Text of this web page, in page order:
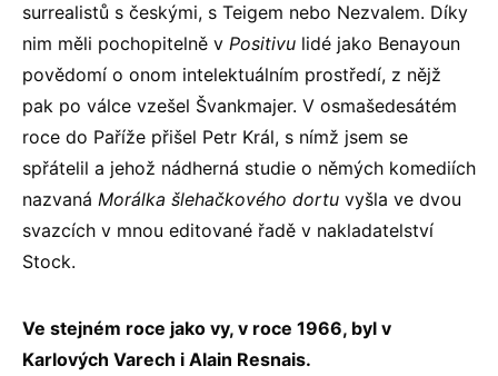
surrealistů s českými, s Teigem nebo Nezvalem. Díky
nim měli pochopitelně v Positivu lidé jako Benayoun
povědomí o onom intelektuálním prostředí, z nějž
pak po válce vzešel Švankmajer. V osmašedesátém
roce do Paříže přišel Petr Král, s nímž jsem se
spřátelil a jehož nádherná studie o němých komediích
nazvaná Morálka šlehačkového dortu vyšla ve dvou
svazcích v mnou editované řadě v nakladatelství
Stock.
Ve stejném roce jako vy, v roce 1966, byl v
Karlových Varech i Alain Resnais.